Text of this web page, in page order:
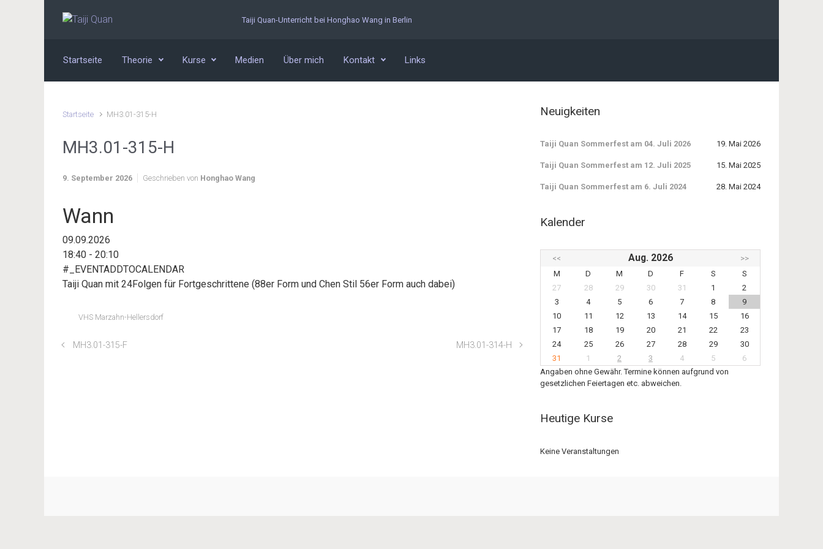
Zum Hauptinhalt springen Taiji Quan-Unterricht bei Honghao Wang in Berlin
Startseite Theorie Kurse Medien Über mich Kontakt Links
Startseite MH3.01-315-H
MH3.01-315-H
9. September 2026 Geschrieben von Honghao Wang
Wann
09.09.2026
18:40 - 20:10
#_EVENTADDTOCALENDAR
Taiji Quan mit 24Folgen für Fortgeschrittene (88er Form und Chen Stil 56er Form auch dabei)
VHS Marzahn-Hellersdorf
MH3.01-315-F MH3.01-314-H
Neuigkeiten
Taiji Quan Sommerfest am 04. Juli 2026 19. Mai 2026
Taiji Quan Sommerfest am 12. Juli 2025 15. Mai 2025
Taiji Quan Sommerfest am 6. Juli 2024 28. Mai 2024
Kalender
<< Aug. 2026
>>
M
D M D F S
S
27
28 29 30 31 1
2
3
4 5 6 7 8
9
10
11 12 13 14 15
16
17
18 19 20 21 22
23
24
25 26 27 28 29
30
31
1 2 3 4 5
6
Angaben ohne Gewähr. Termine können aufgrund von
gesetzlichen Feiertagen etc. abweichen.
Heutige Kurse
Keine Veranstaltungen